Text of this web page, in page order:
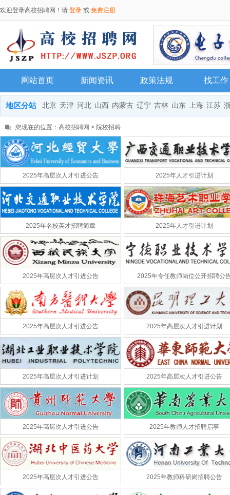
欢迎登录高校招聘网！请 登录 或 免费注册
网站首页 新闻资讯 政策法规 找工作
地区分站 北京 天津 河北 山西 内蒙古 辽宁 吉林 山东 上海 江苏
您现在的位置： 高校招聘网 > 院校招聘
2025年高层次人才引进公告 2025年人才引进计划
2025年名校英才招聘简章 2025年人才引进计划
2025年高层次人才引进公告 2025年专任教师岗位公开招聘公
2025年高层次人才引进公告 2025年高层次人才引进计划
2025年高层次人才引进计划 2025年高层次人才引进公告
2025年高层次人才引进公告 2025年教师人才招聘启事
2025年高层次人才引进公告 2025年教师科研岗招聘公告